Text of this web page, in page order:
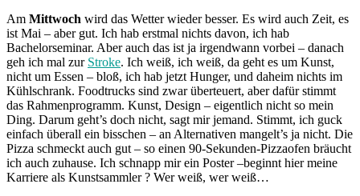
Am Mittwoch wird das Wetter wieder besser. Es wird auch Zeit, es
ist Mai – aber gut. Ich hab erstmal nichts davon, ich hab
Bachelorseminar. Aber auch das ist ja irgendwann vorbei – danach
geh ich mal zur Stroke. Ich weiß, ich weiß, da geht es um Kunst,
nicht um Essen – bloß, ich hab jetzt Hunger, und daheim nichts im
Kühlschrank. Foodtrucks sind zwar überteuert, aber dafür stimmt
das Rahmenprogramm. Kunst, Design – eigentlich nicht so mein
Ding. Darum geht’s doch nicht, sagt mir jemand. Stimmt, ich guck
einfach überall ein bisschen – an Alternativen mangelt’s ja nicht. Die
Pizza schmeckt auch gut – so einen 90-Sekunden-Pizzaofen bräucht
ich auch zuhause. Ich schnapp mir ein Poster –beginnt hier meine
Karriere als Kunstsammler ? Wer weiß, wer weiß…